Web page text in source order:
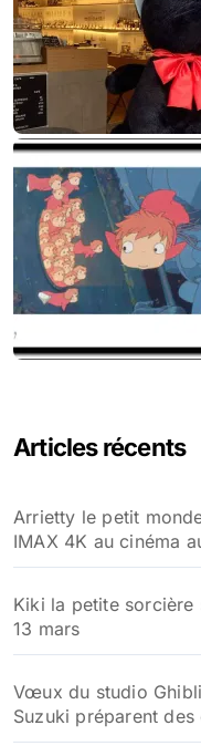
Articles récents
Arrietty le petit
IMAX 4K au cinéma
Kiki la petite sorcière
13 mars
Vœux du studio
Suzuki préparent